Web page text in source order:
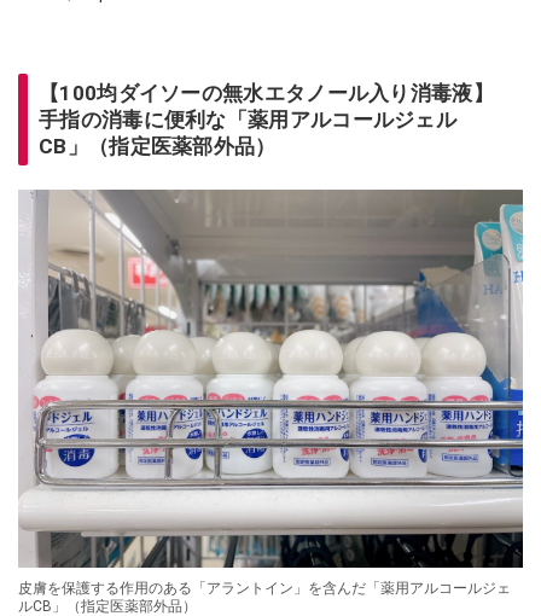
【100均ダイソーの無水エタノール入り消毒液】
手指の消毒に便利な「薬用アルコールジェル
CB」（指定医薬部外品）
皮膚を保護する作用のある「アラントイン」を含んだ「薬用アルコールジェ
ルCB」（指定医薬部外品）